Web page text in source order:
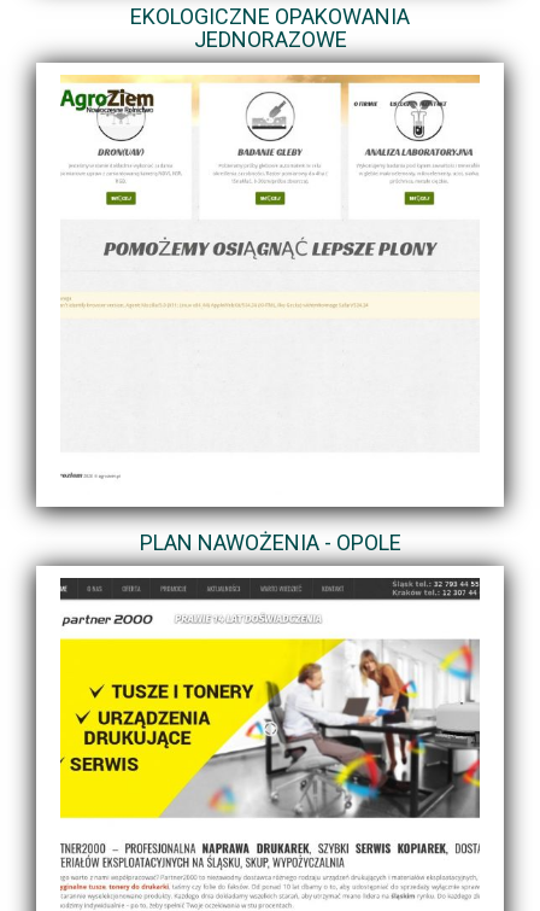
EKOLOGICZNE OPAKOWANIA
JEDNORAZOWE
PLAN NAWOŻENIA - OPOLE